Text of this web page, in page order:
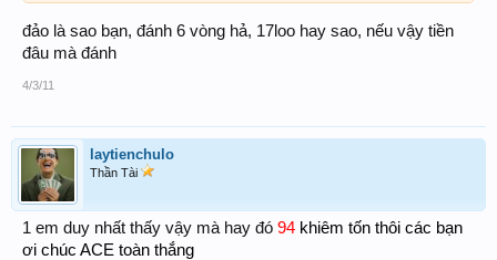
đảo là sao bạn, đánh 6 vòng hả, 17loo hay sao, nếu vậy tiền
đâu mà đánh
4/3/11
laytienchulo
Thần Tài
1 em duy nhất thấy vậy mà hay đó 94 khiêm tốn thôi các bạn
ơi chúc ACE toàn thắng